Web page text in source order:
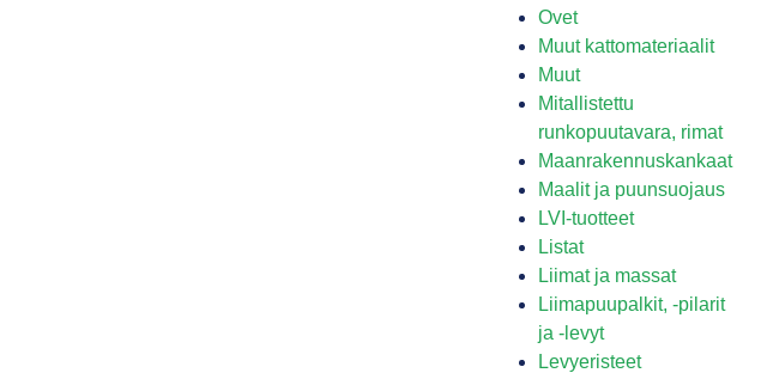
Ovet
Muut kattomateriaalit
Muut
Mitallistettu
runkopuutavara, rimat
Maanrakennuskankaat
Maalit ja puunsuojaus
LVI-tuotteet
Listat
Liimat ja massat
Liimapuupalkit, -pilarit
ja -levyt
Levyeristeet